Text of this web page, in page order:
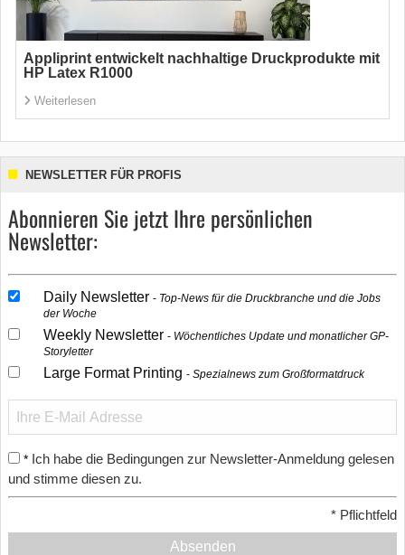
Appliprint entwickelt nachhaltige Druckprodukte mit
HP Latex R1000
Weiterlesen
NEWSLETTER FÜR PROFIS
Abonnieren Sie jetzt Ihre persönlichen
Newsletter:
Daily Newsletter
Top-News für die Druckbranche und die Jobs
der Woche
Weekly Newsletter
Wöchentliches Update und monatlicher GP-
Storyletter
Large Format Printing Spezialnews zum Großformatdruck
* Ich habe die Bedingungen zur Newsletter-Anmeldung gelesen
und stimme diesen zu.
* Pflichtfeld
Absenden